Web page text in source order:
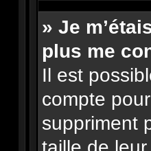
» Je
plus me
Il est
compte
suppriment